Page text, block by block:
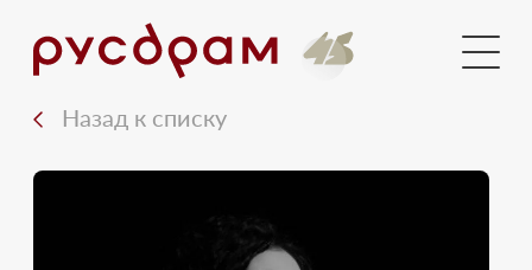
Новости
Документы
Медиа
Контакты
Назад к списку